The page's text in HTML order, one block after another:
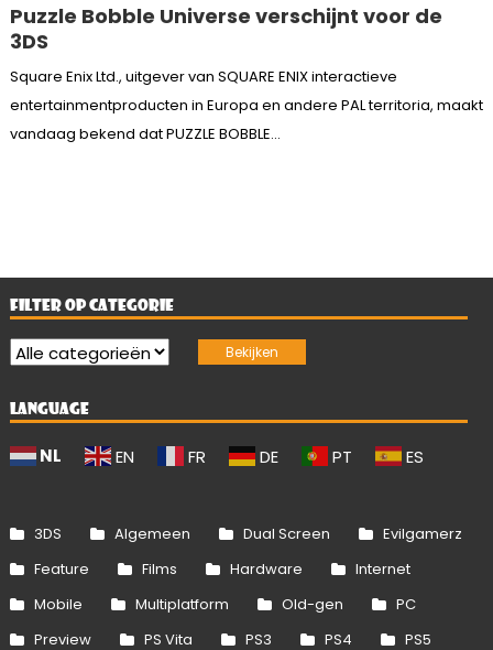
Puzzle Bobble Universe verschijnt voor de
3DS
Square Enix Ltd., uitgever van SQUARE ENIX interactieve
entertainmentproducten in Europa en andere PAL territoria, maakt
vandaag bekend dat PUZZLE BOBBLE...
FILTER OP CATEGORIE
LANGUAGE
NL EN FR DE PT ES
3DS Algemeen Dual Screen
Evilgamerz
Feature
Films Hardware
Internet
Mobile
Multiplatform Old-gen
PC
Preview
PS Vita PS3 PS4 PS5